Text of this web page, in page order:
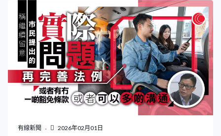
認真對待，稍後很快會有一條法例回應廢除相關要求，這
方面我們會繼續做好我們的工作。（有沒有官員需要負
責？）我們會繼續做好我們的工作。」 運物局局長陳美寶
出席立法會後，被問到何時刪除條文及重推法例、有否官
員要負責，她沒有回應。
有線新聞 2026年02月01日